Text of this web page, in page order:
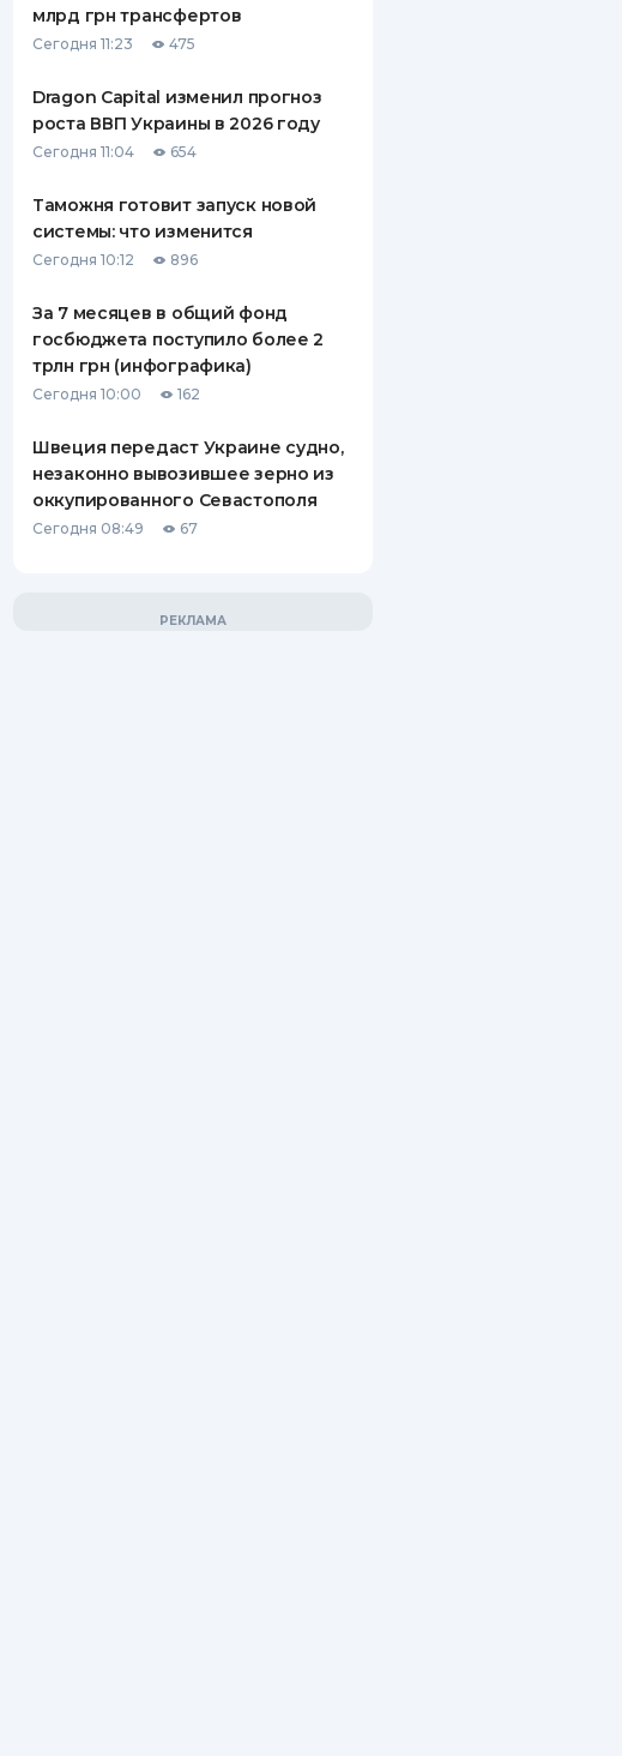
ПУТЕВОДИТЕЛИ ПО
ВСЕ СТРАХОВЫЕ ПОЛИСЫ
СТРАХОВЫЕ КОМПАНИИ
ОТЗЫВЫ О СТРАХОВЫХ
КОМПАНИЯХ
КОНТАКТЫ
млрд грн трансфертов
Сегодня 11:23 475
Dragon Capital изменил прогноз
роста ВВП Украины в 2026 году
Сегодня 11:04 654
Таможня готовит запуск новой
системы: что изменится
Сегодня 10:12 896
За 7 месяцев в общий фонд
госбюджета поступило более 2
трлн грн (инфографика)
Сегодня 10:00 162
Швеция передаст Украине судно,
незаконно вывозившее зерно из
оккупированного Севастополя
Сегодня 08:49 67